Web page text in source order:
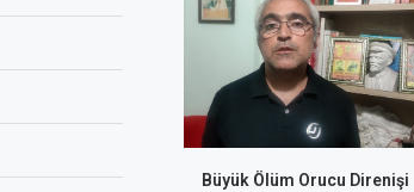
Büyük Ölüm Orucu Direnişi